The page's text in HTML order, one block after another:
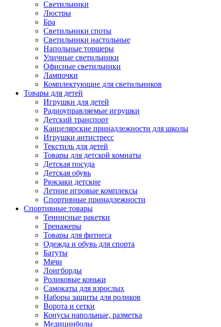
Светильники
Люстры
Бра
Светильники споты
Светильники настольные
Напольные торшеры
Уличные светильники
Офисные светильники
Лампочки
Комплектующие для светильников
Товары для детей
Игрушки для детей
Радиоуправляемые игрушки
Детский транспорт
Канцелярские принадлежности для школы
Игрушки антистресс
Текстиль для детей
Товары для детской комнаты
Детская посуда
Детская обувь
Рюкзаки детские
Летние игровые комплексы
Спортивные принадлежности
Спортивные товары
Теннисные ракетки
Тренажеры
Товары для фитнеса
Одежда и обувь для спорта
Батуты
Мячи
Лонгборды
Роликовые коньки
Самокаты для взрослых
Наборы защиты для роликов
Ворота и сетки
Конусы напольные, разметка
Медицинболы